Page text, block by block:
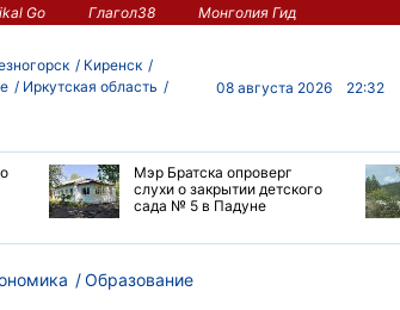
Go Глагол38 Монголия Гид
Киренск
Иркутская область
08 августа 2026 22:32
Мэр Братска опроверг
слухи о закрытии детского
сада № 5 в Падуне
Образование